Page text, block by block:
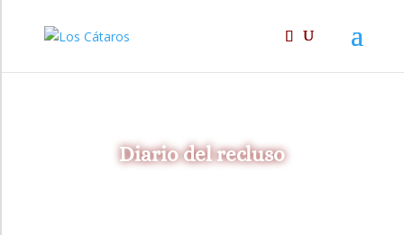
Diario del recluso